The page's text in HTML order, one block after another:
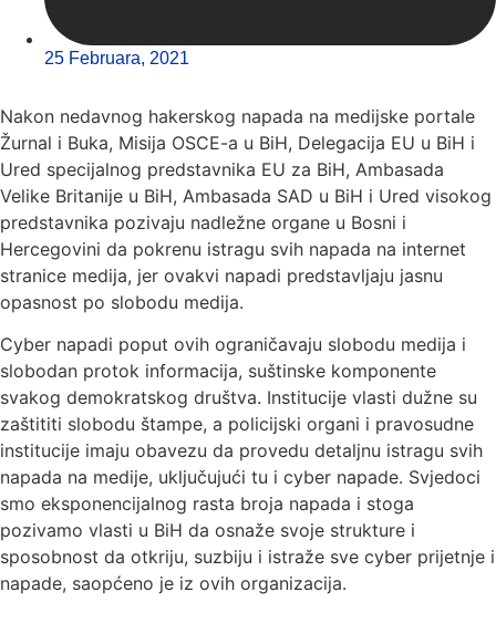
25 Februara, 2021
Nakon nedavnog hakerskog napada na medijske portale
Žurnal i Buka, Misija OSCE-a u BiH, Delegacija EU u BiH i
Ured specijalnog predstavnika EU za BiH, Ambasada
Velike Britanije u BiH, Ambasada SAD u BiH i Ured visokog
predstavnika pozivaju nadležne organe u Bosni i
Hercegovini da pokrenu istragu svih napada na internet
stranice medija, jer ovakvi napadi predstavljaju jasnu
opasnost po slobodu medija.
Cyber napadi poput ovih ograničavaju slobodu medija i
slobodan protok informacija, suštinske komponente
svakog demokratskog društva. Institucije vlasti dužne su
zaštititi slobodu štampe, a policijski organi i pravosudne
institucije imaju obavezu da provedu detaljnu istragu svih
napada na medije, uključujući tu i cyber napade. Svjedoci
smo eksponencijalnog rasta broja napada i stoga
pozivamo vlasti u BiH da osnaže svoje strukture i
sposobnost da otkriju, suzbiju i istraže sve cyber prijetnje i
napade, saopćeno je iz ovih organizacija.